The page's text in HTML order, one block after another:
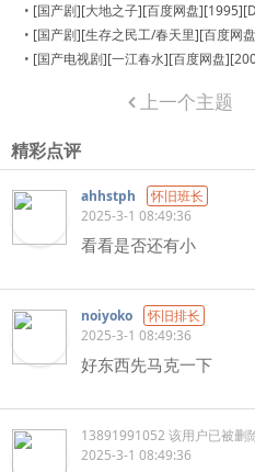
• [国产剧][大地之子][百度网盘][1995][DVDRip-RMVB][480P][
• [国产剧][生存之民工/春天里][百度网盘][2005][32VCD][黄
• [国产电视剧][一江春水][百度网盘][2002
上一个主题
精彩点评
ahhstph
怀旧班长
2025-3-1 08:49:36
看看是否还有小
noiyoko
怀旧排长
2025-3-1 08:49:36
好东西先马克一下
13891991052 该用户已被删
2025-3-1 08:49:36